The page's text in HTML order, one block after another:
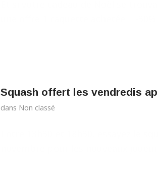
Squash offert les vendredis
dans Non classé